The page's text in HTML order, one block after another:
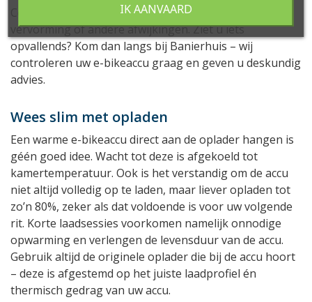
Controleer de accu af en toe op verkleuringen,
vervorming of andere afwijkingen. Ziet u iets
opvallends? Kom dan langs bij Banierhuis – wij
controleren uw e-bikeaccu graag en geven u deskundig
advies.
Wees slim met opladen
Een warme e-bikeaccu direct aan de oplader hangen is
géén goed idee. Wacht tot deze is afgekoeld tot
kamertemperatuur. Ook is het verstandig om de accu
niet altijd volledig op te laden, maar liever opladen tot
zo’n 80%, zeker als dat voldoende is voor uw volgende
rit. Korte laadsessies voorkomen namelijk onnodige
opwarming en verlengen de levensduur van de accu.
Gebruik altijd de originele oplader die bij de accu hoort
– deze is afgestemd op het juiste laadprofiel én
thermisch gedrag van uw accu.
IK AANVAARD